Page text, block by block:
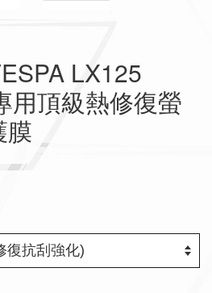
LX125
用頂級熱修復螢
膜